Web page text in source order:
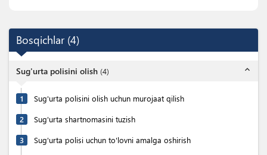
Bosqichlar (4)
Sug'urta polisini olish (4) expand_less
1 Sug'urta polisini olish uchun murojaat qilish
2 Sug'urta shartnomasini tuzish
3 Sug'urta polisi uchun to'lovni amalga oshirish